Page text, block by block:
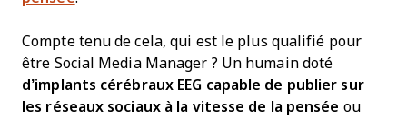
Compte tenu de cela, qui est le plus qualifié pour
être Social Media Manager ? Un humain doté
d’implants cérébraux EEG capable de publier sur
les réseaux sociaux à la vitesse de la pensée ou